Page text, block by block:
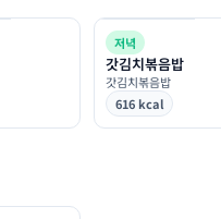
저녁
갓김치볶음밥
갓김치볶음밥
616 kcal